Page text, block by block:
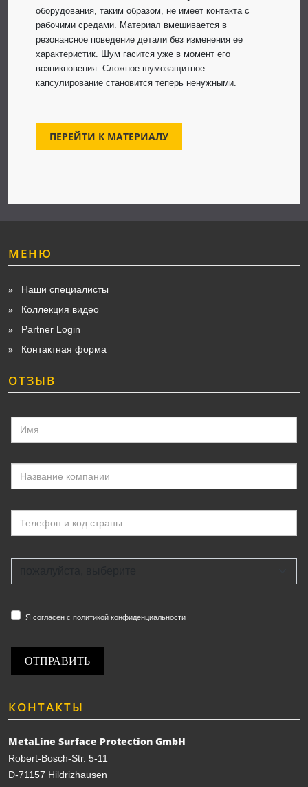
оборудования, таким образом, не имеет контакта с
рабочими средами. Материал вмешивается в
резонансное поведение детали без изменения ее
характеристик. Шум гасится уже в момент его
возникновения. Сложное шумозащитное
капсулирование становится теперь ненужными.
ПЕРЕЙТИ К МАТЕРИАЛУ
МЕНЮ
Наши специалисты
Коллекция видео
Partner Login
Контактная форма
ОТЗЫВ
Я согласен с политикой конфиденциальности
ОТПРАВИТЬ
КОНТАКТЫ
MetaLine Surface Protection GmbH
Robert-Bosch-Str. 5-11
D-71157 Hildrizhausen